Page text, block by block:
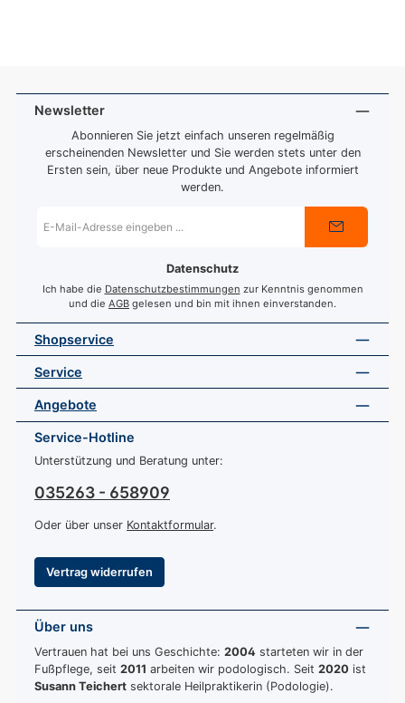
Newsletter
Abonnieren Sie jetzt einfach unseren regelmäßig
erscheinenden Newsletter und Sie werden stets unter den
Ersten sein, über neue Produkte und Angebote informiert
werden.
Mail-
Datenschutz
Ich habe die Datenschutzbestimmungen zur Kenntnis genommen
und die AGB gelesen und bin mit ihnen einverstanden.
Shopservice
Service
Angebote
Service-Hotline
Unterstützung und Beratung unter:
035263 - 658909
Oder über unser Kontaktformular.
Vertrag widerrufen
Über uns
Vertrauen hat bei uns Geschichte: 2004 starteten wir in der
Fußpflege, seit 2011 arbeiten wir podologisch. Seit 2020 ist
Susann Teichert sektorale Heilpraktikerin (Podologie).